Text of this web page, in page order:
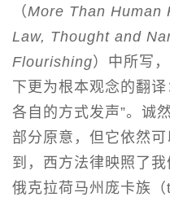
（More Than Human
Law, Thought and
Flourishing）中所写
下更为根本观念的翻
各自的方式发声”。诚
部分原意，但它依然
到，西方法律映照了
俄克拉荷马州庞卡族